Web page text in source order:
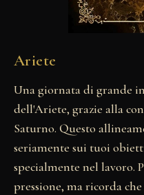
Ariete
Una giornata di grande
dell'Ariete, grazie alla
Saturno. Questo
seriamente sui tuoi
specialmente nel lavoro.
pressione, ma ricorda